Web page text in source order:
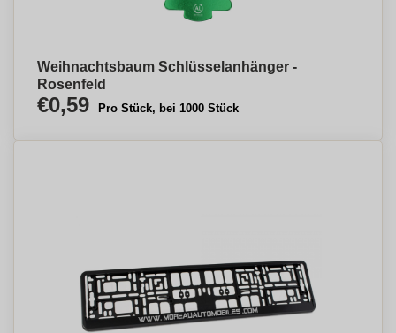
Weihnachtsbaum Schlüsselanhänger -
Rosenfeld
€0,59 Pro Stück, bei 1000 Stück